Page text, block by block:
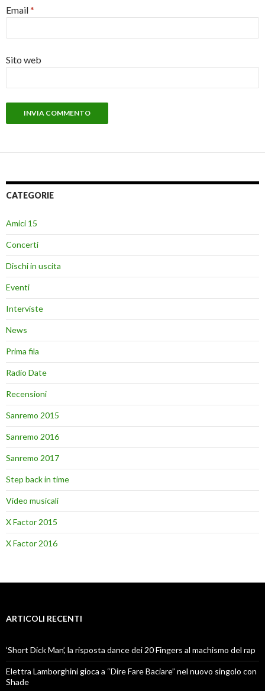
Email*
Sito web
CATEGORIE
Amici 15
Concerti
Dischi in uscita
Eventi
Interviste
News
Prima fila
Radio Date
Recensioni
Sanremo 2015
Sanremo 2016
Sanremo 2017
Step back in time
Video musicali
X Factor 2015
X Factor 2016
ARTICOLI RECENTI
‘Short Dick Man’, la risposta dance dei 20 Fingers al machismo del rap
Elettra Lamborghini gioca a “Dire Fare Baciare” nel nuovo singolo con
Shade